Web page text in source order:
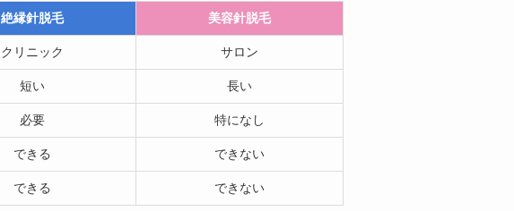
絶縁針脱毛 美容針脱毛
クリニック サロン
短い 長い
必要 特になし
できる できない
できる できない